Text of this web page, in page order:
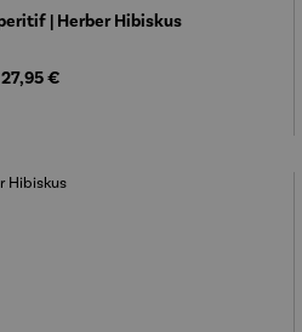
| Herber Hibiskus
Regulärer Preis:
27,95 €